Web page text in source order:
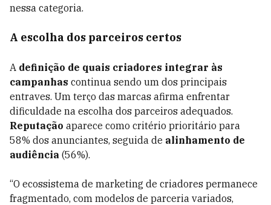
nessa categoria.
A escolha dos parceiros certos
A definição de quais criadores integrar às
campanhas continua sendo um dos principais
entraves. Um terço das marcas afirma enfrentar
dificuldade na escolha dos parceiros adequados.
Reputação aparece como critério prioritário para
58% dos anunciantes, seguida de alinhamento de
audiência (56%).
“O ecossistema de marketing de criadores permanece
fragmentado, com modelos de parceria variados,